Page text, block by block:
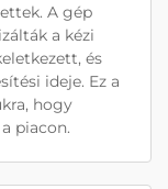
A gép
a kézi
és
ideje. Ez a
hogy
piacon.